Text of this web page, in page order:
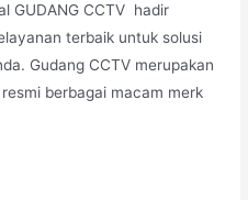
GUDANG CCTV hadir
terbaik untuk solusi
Gudang CCTV merupakan
berbagai macam merk